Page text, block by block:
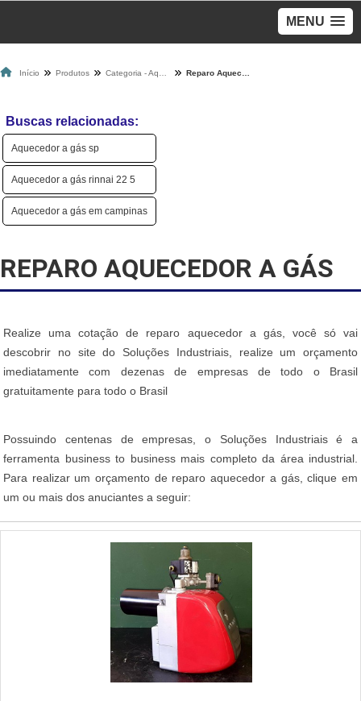
MENU
Início Produtos
Buscas relacionadas:
Aquecedor a gás sp
Aquecedor a gás rinnai 22 5
Aquecedor a gás em campinas
REPARO AQUECEDOR A GÁS
Realize uma cotação de reparo aquecedor a gás, você só vai
descobrir no site do Soluções Industriais, realize um orçamento
imediatamente com dezenas de empresas de todo o Brasil
gratuitamente para todo o Brasil
Possuindo centenas de empresas, o Soluções Industriais é a
ferramenta business to business mais completo da área industrial.
Para realizar um orçamento de reparo aquecedor a gás, clique em
um ou mais dos anuciantes a seguir: